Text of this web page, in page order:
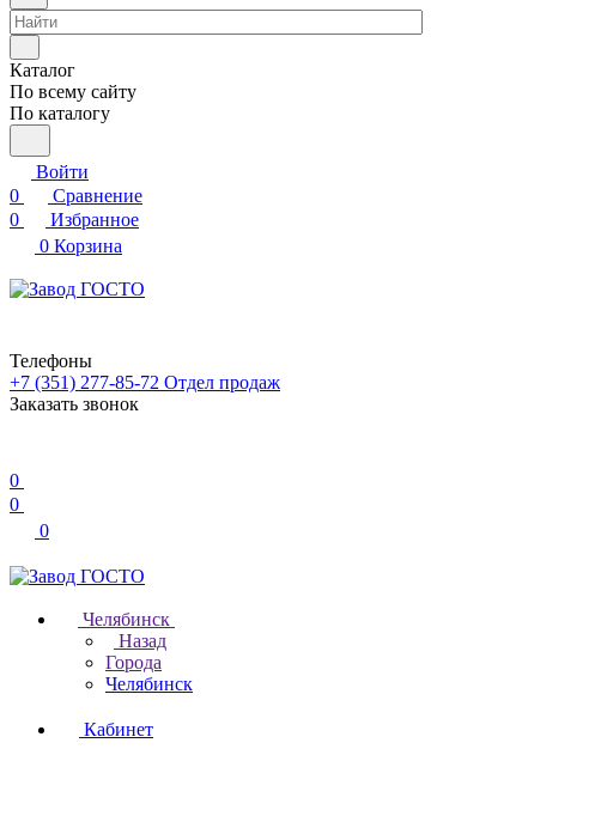
Каталог
По всему сайту
По каталогу
Войти
0
Сравнение
0
Избранное
0 Корзина
Телефоны
+7 (351) 277-85-72 Отдел продаж
Заказать звонок
0
0
0
Челябинск
Назад
Города
Челябинск
Кабинет